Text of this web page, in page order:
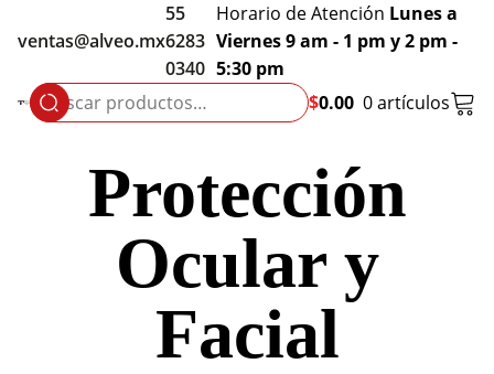
ventas@alveo.mx
55
6283
0340
Horario de Atención Lunes a
Viernes 9 am - 1 pm y 2 pm -
5:30 pm
Buscar
por:
$0.00 0 artículos
Protección
Ocular y
Facial